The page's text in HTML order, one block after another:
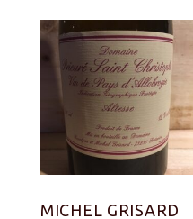
MICHEL GRISARD